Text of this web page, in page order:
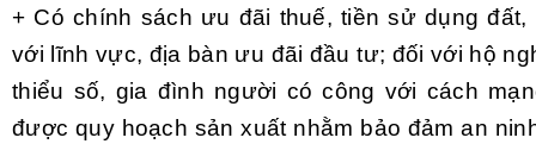
+ Có chính sách ưu đãi thuế, tiền sử dụng
với lĩnh vực, địa bàn ưu đãi đầu tư; đối với hộ
thiểu số, gia đình người có công với cách
được quy hoạch sản xuất nhằm bảo đảm an